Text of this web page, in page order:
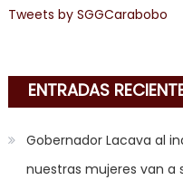
i
the
mood
play
Tweets by SGGCarabobo
ENTRADAS
Gobernador Lacava al
nuestras mujeres van a